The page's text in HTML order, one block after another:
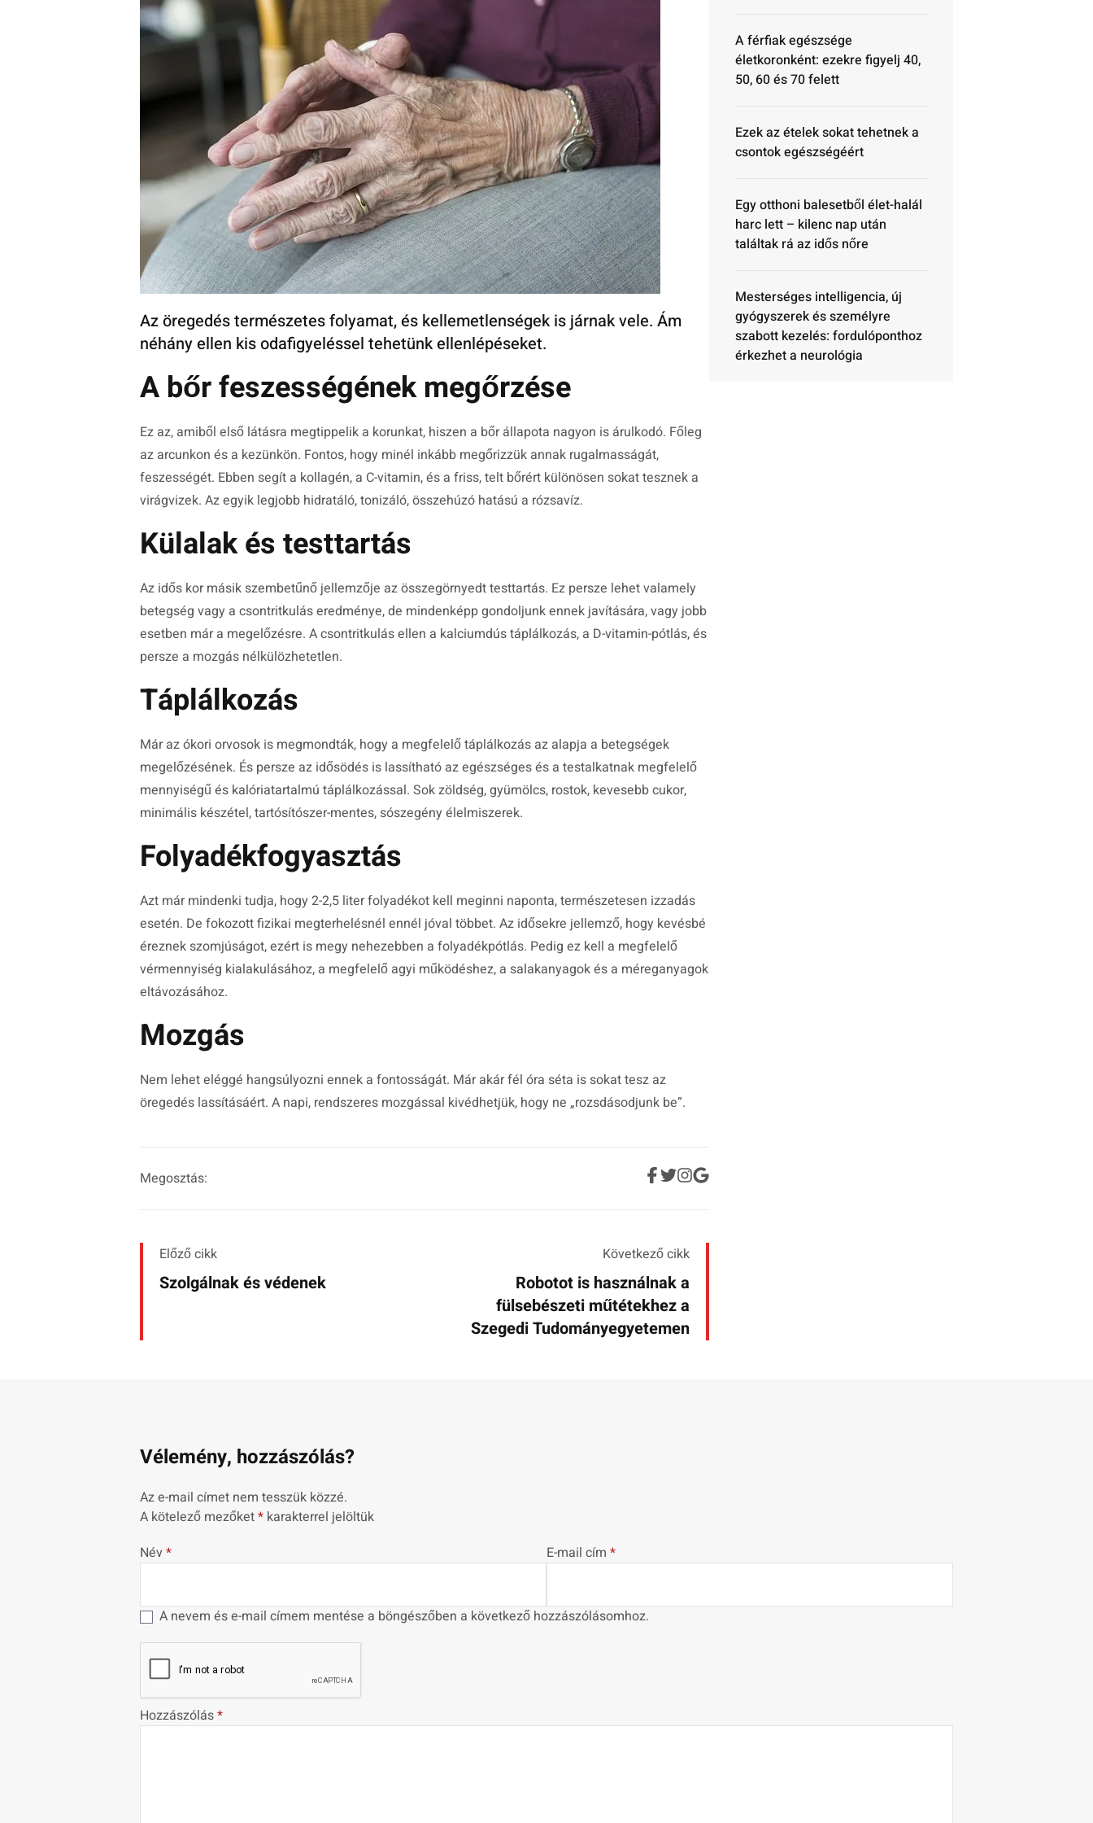
Az öregedés természetes folyamat, és kellemetlenségek is járnak vele. Ám
néhány ellen kis odafigyeléssel tehetünk ellenlépéseket.
A bőr feszességének megőrzése
Ez az, amiből első látásra megtippelik a korunkat, hiszen a bőr állapota nagyon is árulkodó. Főleg
az arcunkon és a kezünkön. Fontos, hogy minél inkább megőrizzük annak rugalmasságát,
feszességét. Ebben segít a kollagén, a C-vitamin, és a friss, telt bőrért különösen sokat tesznek a
virágvizek. Az egyik legjobb hidratáló, tonizáló, összehúzó hatású a rózsavíz.
Külalak és testtartás
Az idős kor másik szembetűnő jellemzője az összegörnyedt testtartás. Ez persze lehet valamely
betegség vagy a csontritkulás eredménye, de mindenképp gondoljunk ennek javítására, vagy jobb
esetben már a megelőzésre. A csontritkulás ellen a kalciumdús táplálkozás, a D-vitamin-pótlás, és
persze a mozgás nélkülözhetetlen.
Táplálkozás
Már az ókori orvosok is megmondták, hogy a megfelelő táplálkozás az alapja a betegségek
megelőzésének. És persze az idősödés is lassítható az egészséges és a testalkatnak megfelelő
mennyiségű és kalóriatartalmú táplálkozással. Sok zöldség, gyümölcs, rostok, kevesebb cukor,
minimális készétel, tartósítószer-mentes, sószegény élelmiszerek.
Folyadékfogyasztás
Azt már mindenki tudja, hogy 2-2,5 liter folyadékot kell meginni naponta, természetesen izzadás
esetén. De fokozott fizikai megterhelésnél ennél jóval többet. Az idősekre jellemző, hogy kevésbé
éreznek szomjúságot, ezért is megy nehezebben a folyadékpótlás. Pedig ez kell a megfelelő
vérmennyiség kialakulásához, a megfelelő agyi működéshez, a salakanyagok és a méreganyagok
eltávozásához.
Mozgás
Nem lehet eléggé hangsúlyozni ennek a fontosságát. Már akár fél óra séta is sokat tesz az
öregedés lassításáért. A napi, rendszeres mozgással kivédhetjük, hogy ne „rozsdásodjunk be”.
Megosztás:
Előző cikk
Szolgálnak és védenek
Következő cikk
Robotot is használnak a
fülsebészeti műtétekhez a
Szegedi Tudományegyetemen
A férfiak egészsége
életkoronként: ezekre figyelj 40,
50, 60 és 70 felett
Ezek az ételek sokat tehetnek a
csontok egészségéért
Egy otthoni balesetből élet-halál
harc lett – kilenc nap után
találtak rá az idős nőre
Mesterséges intelligencia, új
gyógyszerek és személyre
szabott kezelés: fordulóponthoz
érkezhet a neurológia
Vélemény, hozzászólás?
Az e-mail címet nem tesszük közzé.
A kötelező mezőket* karakterrel jelöltük
Név* E-mail cím *
A nevem és e-mail címem mentése a böngészőben a következő hozzászólásomhoz.
Hozzászólás*